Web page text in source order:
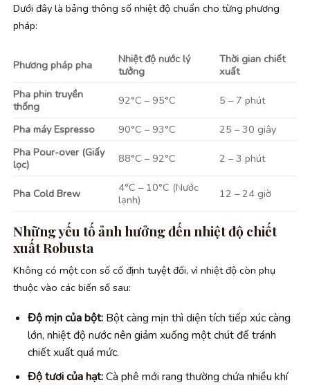
Dưới đây là bảng thông số nhiệt độ chuẩn cho từng phương
pháp:
Phương pháp pha
Nhiệt độ nước lý
tưởng
Thời gian chiết
xuất
Pha phin truyền
thống
92°C – 95°C 5 – 7 phút
Pha máy Espresso 90°C – 93°C
25 – 30 giây
Pha Pour-over (Giấy
lọc)
88°C – 92°C 2 – 3 phút
Pha Cold Brew
4°C – 10°C (Nước
lạnh)
12 – 24 giờ
Những yếu tố ảnh hưởng đến nhiệt độ chiết
xuất Robusta
Không có một con số cố định tuyệt đối, vì nhiệt độ còn phụ
thuộc vào các biến số sau:
Độ mịn của bột:Bột càng mịn thì diện tích tiếp xúc càng
lớn, nhiệt độ nước nên giảm xuống một chút để tránh
chiết xuất quá mức.
Độ tươi của hạt:Cà phê mới rang thường chứa nhiều khí